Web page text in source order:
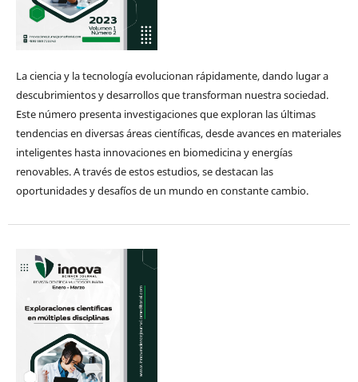
La ciencia y la tecnología evolucionan rápidamente, dando lugar a
descubrimientos y desarrollos que transforman nuestra sociedad.
Este número presenta investigaciones que exploran las últimas
tendencias en diversas áreas científicas, desde avances en materiales
inteligentes hasta innovaciones en biomedicina y energías
renovables. A través de estos estudios, se destacan las
oportunidades y desafíos de un mundo en constante cambio.